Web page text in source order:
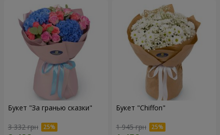
Букет "За гранью сказки"
3 332 грн
Букет "Chiffon"
1 945 грн